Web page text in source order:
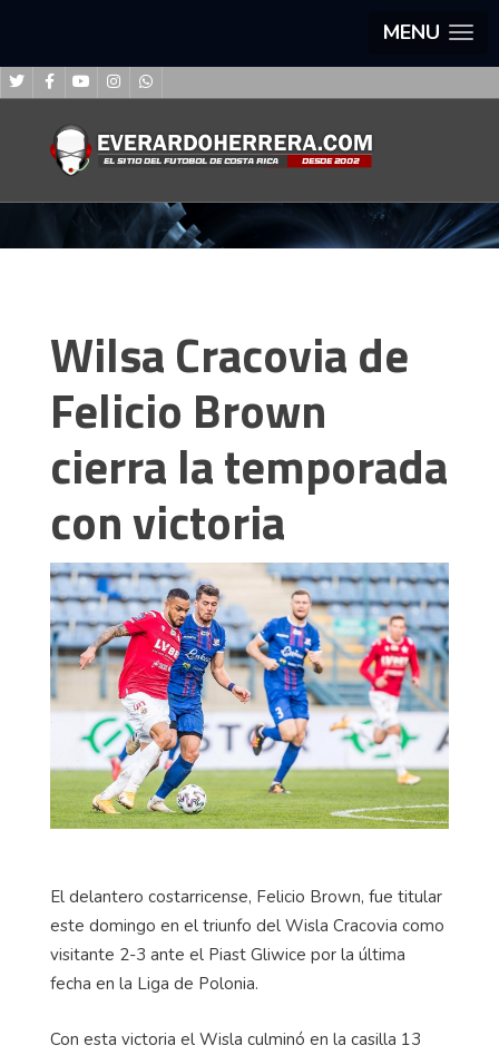
MENU
Wilsa Cracovia de
Felicio Brown
cierra la temporada
con victoria
El delantero costarricense, Felicio Brown, fue titular
este domingo en el triunfo del Wisla Cracovia como
visitante 2-3 ante el Piast Gliwice por la última
fecha en la Liga de Polonia.
Con esta victoria el Wisla culminó en la casilla 13